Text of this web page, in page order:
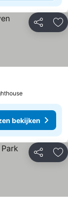
Delen
bekijken
Delen